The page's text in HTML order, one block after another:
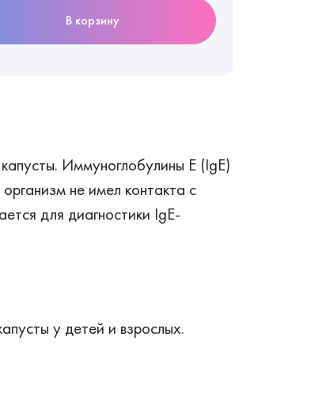
В корзину
Иммуноглобулины Е (IgE)
не имел контакта с
для диагностики IgE-
у детей и взрослых.